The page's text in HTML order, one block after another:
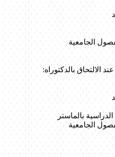
الجامعية
الالتحاق بالدكتوراه:
بالماستر
الجامعية